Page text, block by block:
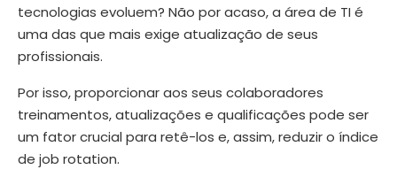
tecnologias evoluem? Não por acaso, a área de TI é
uma das que mais exige atualização de seus
profissionais.
Por isso, proporcionar aos seus colaboradores
treinamentos, atualizações e qualificações pode ser
um fator crucial para retê-los e, assim, reduzir o índice
de job rotation.